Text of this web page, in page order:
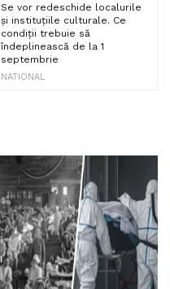
Se vor redeschide localurile
și instituțiile culturale. Ce
condiții trebuie să
îndeplinească de la 1
septembrie
NATIONAL